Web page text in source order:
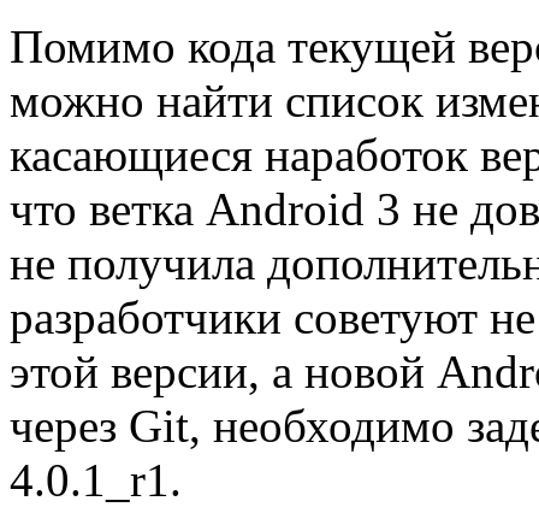
Помимо кода текущей
можно найти список
касающиеся наработок
что ветка Android 3 не
не получила
разработчики советуют
этой версии, а новой
через Git, необходимо
4.0.1_r1.